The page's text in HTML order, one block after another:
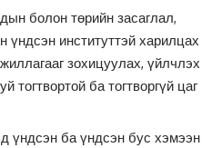
болон төрийн засаглал,
үндсэн институттэй харилцах
зохицуулах, үйлчлэх
тогтвортой ба тогтворгүй цаг
үндсэн ба үндсэн бус хэмээн